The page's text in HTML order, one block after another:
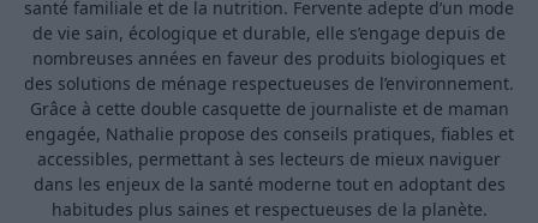
santé familiale et de la nutrition. Fervente adepte d’un mode
de vie sain, écologique et durable, elle s’engage depuis de
nombreuses années en faveur des produits biologiques et
des solutions de ménage respectueuses de l’environnement.
Grâce à cette double casquette de journaliste et de maman
engagée, Nathalie propose des conseils pratiques, fiables et
accessibles, permettant à ses lecteurs de mieux naviguer
dans les enjeux de la santé moderne tout en adoptant des
habitudes plus saines et respectueuses de la planète.